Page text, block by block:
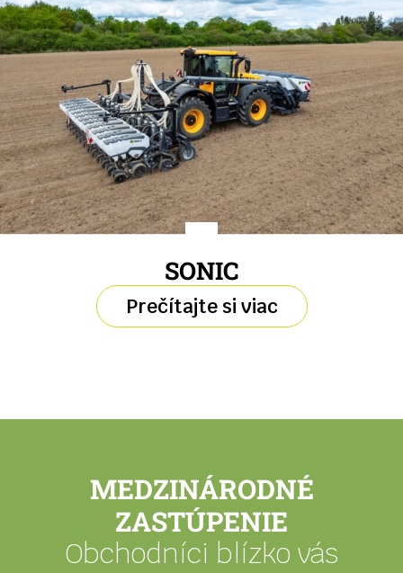
SONIC
Prečítajte si viac
MEDZINÁRODNÉ
ZASTÚPENIE
Obchodníci blízko vás